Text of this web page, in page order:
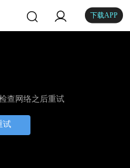
下载APP
查网络之后重试
试